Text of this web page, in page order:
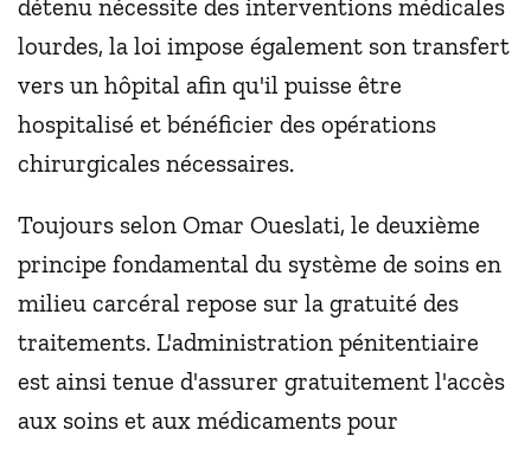
détenu nécessite des interventions médicales
lourdes, la loi impose également son transfert
vers un hôpital afin qu'il puisse être
hospitalisé et bénéficier des opérations
chirurgicales nécessaires.
Toujours selon Omar Oueslati, le deuxième
principe fondamental du système de soins en
milieu carcéral repose sur la gratuité des
traitements. L'administration pénitentiaire
est ainsi tenue d'assurer gratuitement l'accès
aux soins et aux médicaments pour